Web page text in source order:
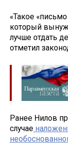
«Такое
который
лучше отдать
отметил
Ранее Нилов
случае